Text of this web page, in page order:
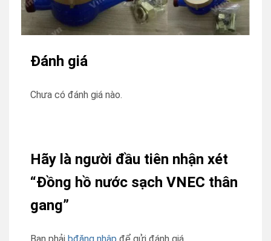
Đánh giá
Chưa có đánh giá nào.
Hãy là người đầu tiên nhận xét
“Đồng hồ nước sạch VNEC thân
gang”